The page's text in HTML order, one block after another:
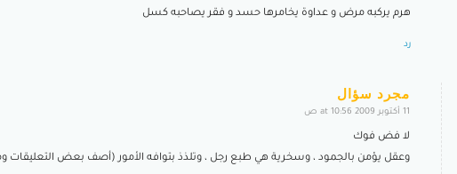
هرم يركبه مرض و عداوة يخامرها حسد و فقر يصاحبه كسل
رد
مجرد سؤال
11 أكتوبر 2009 at 10:56 ص
لا فض فوك
وعقل يؤمن بالجمود ، وسخرية هي طبع رجل ، وتلذذ بتوافه الأمور (أصف بعض التعليقات